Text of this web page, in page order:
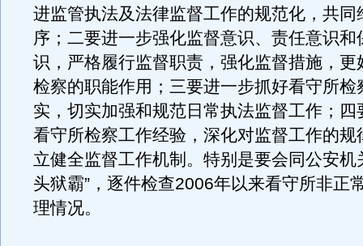
进监管执法及法律监督工作的规范化，共同
序；二要进一步强化监督意识、责任意识和
识，严格履行监督职责，强化监督措施，更
检察的职能作用；三要进一步抓好看守所检
实，切实加强和规范日常执法监督工作；四
看守所检察工作经验，深化对监督工作的规
立健全监督工作机制。特别是要会同公安机
头狱霸”，逐件检查2006年以来看守所非正
理情况。